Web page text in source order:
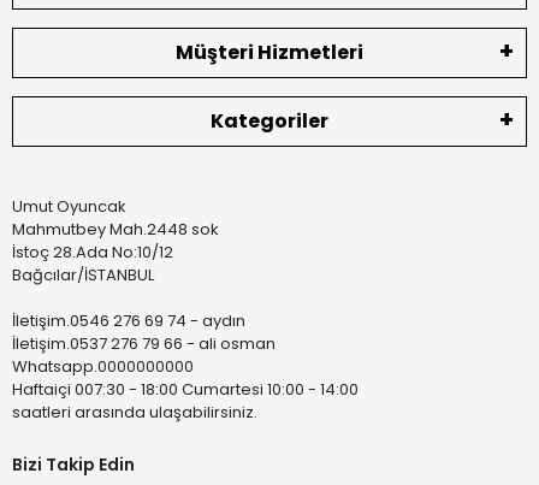
Müşteri Hizmetleri
Kategoriler
Umut Oyuncak
Mahmutbey Mah.2448 sok
İstoç 28.Ada No:10/12
Bağcılar/İSTANBUL
İletişim.0546 276 69 74 - aydın
İletişim.0537 276 79 66 - ali osman
Whatsapp.0000000000
Haftaiçi 007:30 - 18:00 Cumartesi 10:00 - 14:00
saatleri arasında ulaşabilirsiniz.
Bizi Takip Edin